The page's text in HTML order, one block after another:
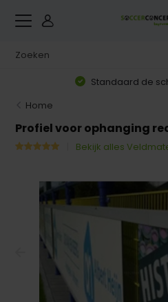
Standaard de
Home
Profiel voor ophanging
Bekijk alles